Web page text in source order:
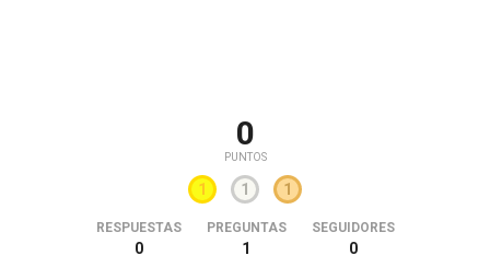
0
PUNTOS
1 1 1
RESPUESTAS
0
PREGUNTAS
1
SEGUIDORES
0